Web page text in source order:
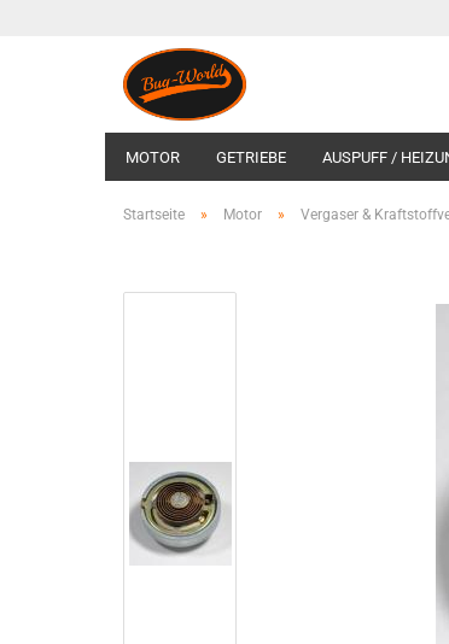
MOTOR GETRIEBE AUSPUFF /
1600 I ZUBEHÖR EINSPRITZUNG /
Startseite » Motor » Vergaser &